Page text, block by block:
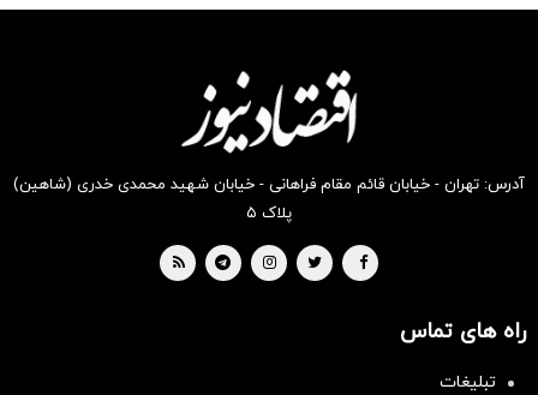
بخر !
بخر !
آدرس: تهران - خیابان قائم مقام فراهانی - خیابان شهید محمدی خدری (شاهین)
پلاک ۵
راه های تماس
تبلیغات